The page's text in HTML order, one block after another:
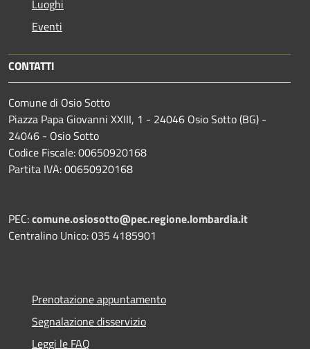
Luoghi
Eventi
CONTATTI
Comune di Osio Sotto
Piazza Papa Giovanni XXIII, 1 - 24046 Osio Sotto (BG) -
24046 - Osio Sotto
Codice Fiscale: 00650920168
Partita IVA: 00650920168
PEC:comune.osiosotto@pec.regione.lombardia.it
Centralino Unico: 035 4185901
Prenotazione appuntamento
Segnalazione disservizio
Leggi le FAQ